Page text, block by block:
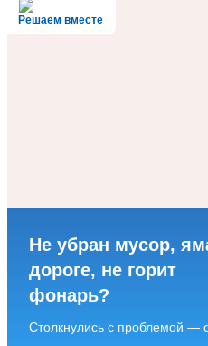
Решаем вместе
Не убран мусор,
дороге, не горит
фонарь?
Столкнулись с проблемой —